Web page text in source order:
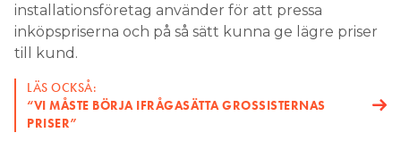
installationsföretag använder för att pressa
inköpspriserna och på så sätt kunna ge lägre priser
till kund.
LÄS OCKSÅ:
“VI MÅSTE BÖRJA IFRÅGASÄTTA GROSSISTERNAS
PRISER”